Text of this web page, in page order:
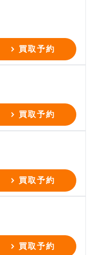
買取予約
買取予約
買取予約
買取予約